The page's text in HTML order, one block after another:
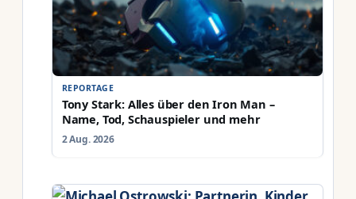
REPORTAGE
Tony Stark: Alles über den Iron Man –
Name, Tod, Schauspieler und mehr
2 Aug. 2026